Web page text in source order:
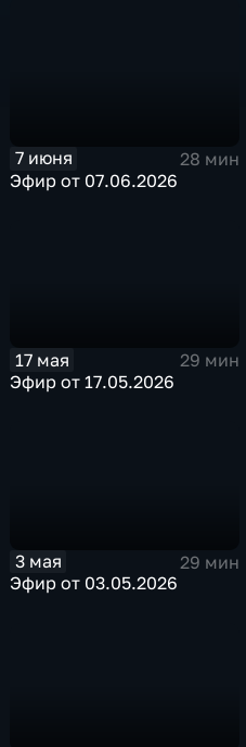
7 июня
28 мин
Эфир от 07.06.2026
17 мая
29 мин
Эфир от 17.05.2026
3 мая
29 мин
Эфир от 03.05.2026